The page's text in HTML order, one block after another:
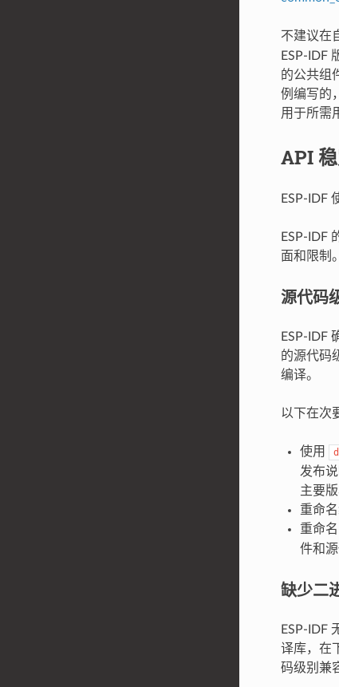
不建议在
ESP-IDF
的公共组
例编写的
用于所需
API
ESP-IDF
ESP-IDF
面和限制。
源代码
ESP-IDF
的源代码
编译。
以下在次
使用
发布
主要
重命
重命
件和
缺少二
ESP-IDF
译库，在
码级别兼